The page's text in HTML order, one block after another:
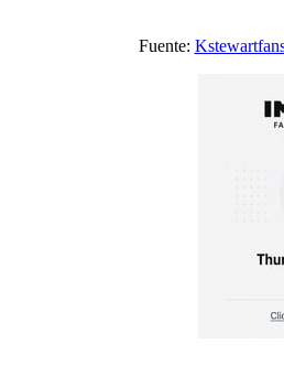
Fuente: